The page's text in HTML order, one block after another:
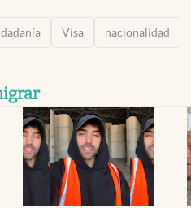
Visa nacionalidad